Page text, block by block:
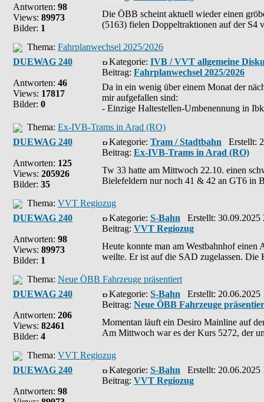
Antworten: 98
Views: 89973
Bilder: 1
Die ÖBB scheint aktuell wieder einen
(5163) fielen Doppeltraktionen auf der S4
Thema: Fahrplanwechsel 2025/2026
DUEWAG 240
Antworten: 46
Views: 17817
Bilder: 0
Kategorie: IVB / VVT allgemeine
Beitrag: Fahrplanwechsel 2025/2026
Da in ein wenig über einem Monat der
mir aufgefallen sind:
- Einzige Haltestellen-Umbenennung in
Thema: Ex-IVB-Trams in Arad (RO)
DUEWAG 240
Antworten: 125
Views: 205926
Bilder: 35
Kategorie: Tram / Stadtbahn Erstellt:
Beitrag: Ex-IVB-Trams in Arad (RO)
Tw 33 hatte am Mittwoch 22.10. einen
Bielefeldern nur noch 41 & 42 an GT6 in
Thema: VVT Regiozug
DUEWAG 240
Antworten: 98
Views: 89973
Bilder: 1
Kategorie: S-Bahn Erstellt: 30.09.2025
Beitrag: VVT Regiozug
Heute konnte man am Westbahnhof einen
weilte. Er ist auf die SAD zugelassen. Die
Thema: Neue ÖBB Fahrzeuge präsentiert
DUEWAG 240
Antworten: 206
Views: 82461
Bilder: 4
Kategorie: S-Bahn Erstellt: 20.06.2025
Beitrag: Neue ÖBB Fahrzeuge
Momentan läuft ein Desiro Mainline auf
Am Mittwoch war es der Kurs 5272, der
Thema: VVT Regiozug
DUEWAG 240
Antworten: 98
Kategorie: S-Bahn Erstellt: 20.06.2025
Beitrag: VVT Regiozug